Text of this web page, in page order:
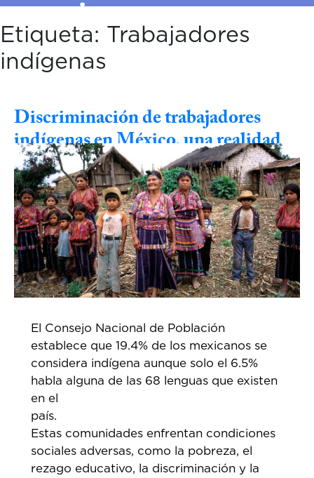
Etiqueta: Trabajadores
indígenas
Discriminación de trabajadores
indígenas en México, una realidad
que persiste
El Consejo Nacional de Población
establece que 19.4% de los mexicanos se
considera indígena aunque solo el 6.5%
habla alguna de las 68 lenguas que existen
en el
Estas comunidades enfrentan condiciones
sociales adversas, como la pobreza, el
rezago educativo, la discriminación y la